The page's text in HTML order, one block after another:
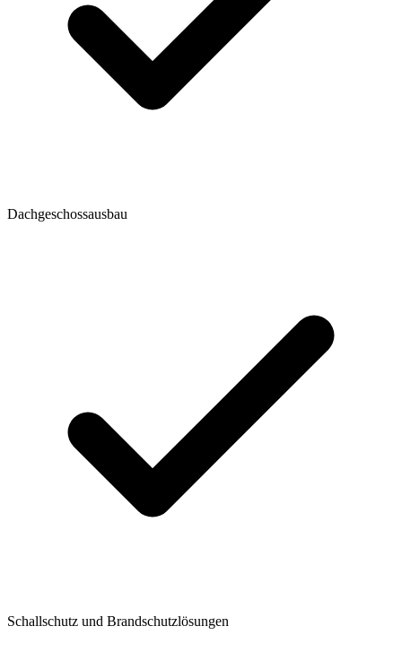
Dachgeschossausbau
Schallschutz und Brandschutzlösungen